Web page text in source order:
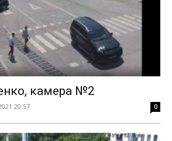
камера №2
20:57 0